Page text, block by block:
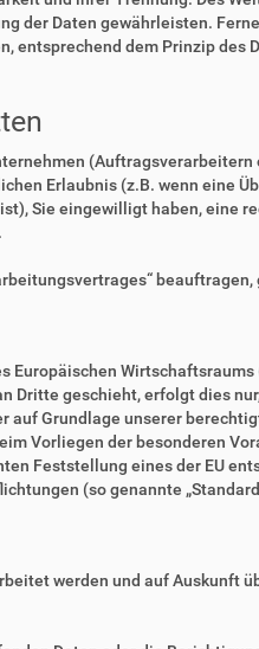
der Daten gewährleisten.
entsprechend dem Prinzip
Erlaubnis (z.B. wenn eine
Sie eingewilligt haben, eine
beauftragen,
Dritte geschieht, erfolgt dies
Grundlage unserer
Vorliegen der besonderen
Feststellung eines der EU
(so genannte
werden und auf Auskunft